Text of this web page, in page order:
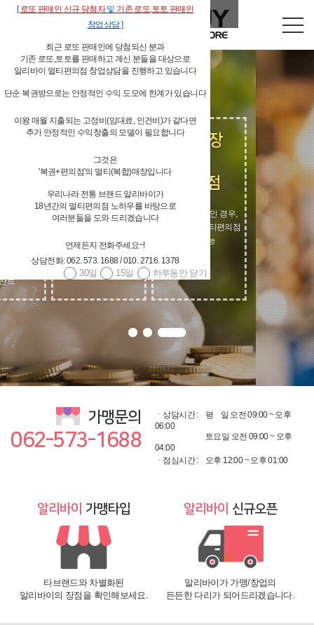
독립형 개인 편의점
가맹문의
062-573-1688
ㆍ상담시간 : 평
일 오전 09:00 ~ 오후
06:00
토요일 오전 09:00 ~ 오후
04:00
ㆍ점심시간 :
오후 12:00 ~ 오후 01:00
알리바이 가맹타입
타브랜드와 차별화된
알리바이의 장점을 확인해보세요.
알리바이 신규오픈
알리바이가 가맹/창업의
든든한 다리가 되어드리겠습니다.
[로또 판매인 신규 당첨자및 기존 로또,토토 판매인
창업상담]
최근 로또 판매인에 당첨되신 분과
기존 로또,토토를 판매하고 계신 분들을 대상으로
알리바이 멀티편의점 창업상담을 진행하고 있습니다
단순 복권방으로는 안정적인 수익 도모에 한계가 있습니다
이왕 매월 지출되는 고정비(임대료, 인건비)가 같다면
추가 안정적인 수익창출의 모델이 필요합니다
그것은
'복권+편의점'의 멀티(복합)매장입니다
우리나라 전통 브랜드 알리바이가
18년간의 멀티편의점 노하우를 바탕으로
여러분들을 도와 드리겠습니다
언제든지 전화주세요~!
상담전화: 062. 573. 1688 / 010. 2716. 1378
하루동안 닫기
15일
30일